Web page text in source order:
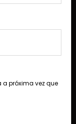
próxima vez que